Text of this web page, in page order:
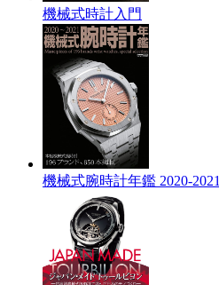
機械式時計入門
機械式腕時計年鑑 2020-2021